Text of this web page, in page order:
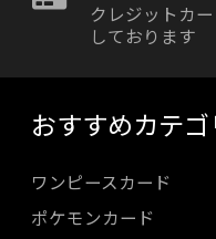
クレジットカ
しております
おすすめカテゴ
ワンピースカード
ポケモンカード